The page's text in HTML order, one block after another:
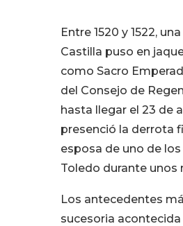
Entre 1520 y 1522,
Castilla puso en
como Sacro
del Consejo de
hasta llegar el 23 de
presenció la derrota
esposa de uno de
Toledo durante unos
Los antecedentes
sucesoria